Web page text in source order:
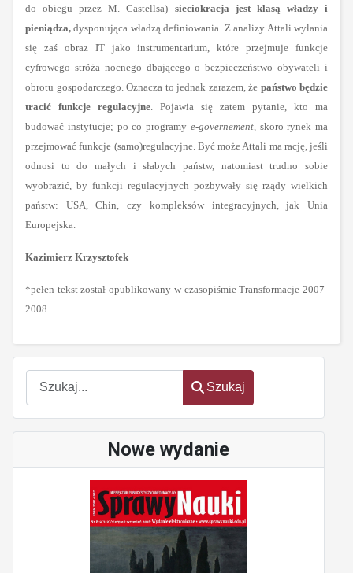
Szukaj
Szukaj
Nowe wydanie
do obiegu przez M. Castellsa) sieciokracja jest klasą władzy i
pieniądza, dysponująca władzą definiowania. Z analizy Attali wyłania
się zaś obraz IT jako instrumentarium, które przejmuje funkcje
cyfrowego stróża nocnego dbającego o bezpieczeństwo obywateli i
obrotu gospodarczego. Oznacza to jednak zarazem, że państwo będzie
tracić funkcje regulacyjne . Pojawia się zatem pytanie, kto ma
budować instytucje; po co programy e-governement, skoro rynek ma
przejmować funkcje (samo)regulacyjne. Być może Attali ma rację, jeśli
odnosi to do małych i słabych państw, natomiast trudno sobie
wyobrazić, by funkcji regulacyjnych pozbywały się rządy wielkich
państw: USA, Chin, czy kompleksów integracyjnych, jak Unia
Europejska.
Kazimierz Krzysztofek
*pełen tekst został opublikowany w czasopiśmie Transformacje 2007-
2008